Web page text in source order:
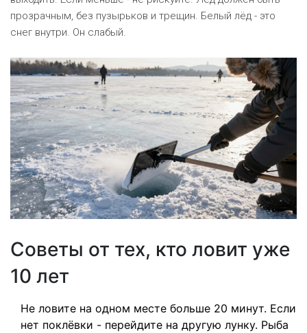
прозрачным, без пузырьков и трещин. Белый лёд - это
снег внутри. Он слабый.
Советы от тех, кто ловит уже
10 лет
Не ловите на одном месте больше 20 минут. Если
нет поклёвки - перейдите на другую лунку. Рыба